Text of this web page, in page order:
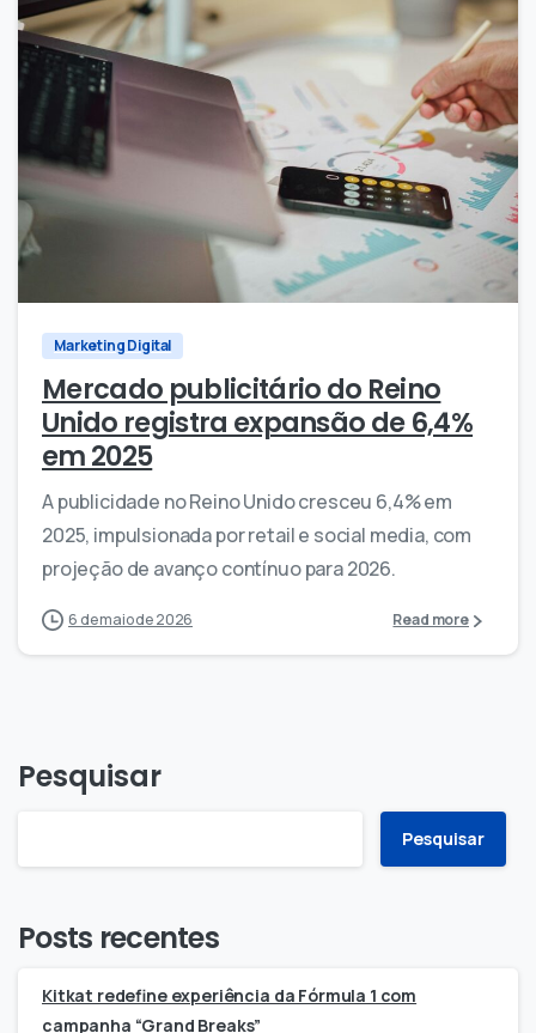
0
Marketing Digital
Mercado publicitário do Reino
Unido registra expansão de 6,4%
em 2025
A publicidade no Reino Unido cresceu 6,4% em
2025, impulsionada por retail e social media, com
projeção de avanço contínuo para 2026.
6 de maio de 2026 Read more
Pesquisar
Pesquisar
Posts recentes
Kitkat redefine experiência da Fórmula 1 com
campanha “Grand Breaks”